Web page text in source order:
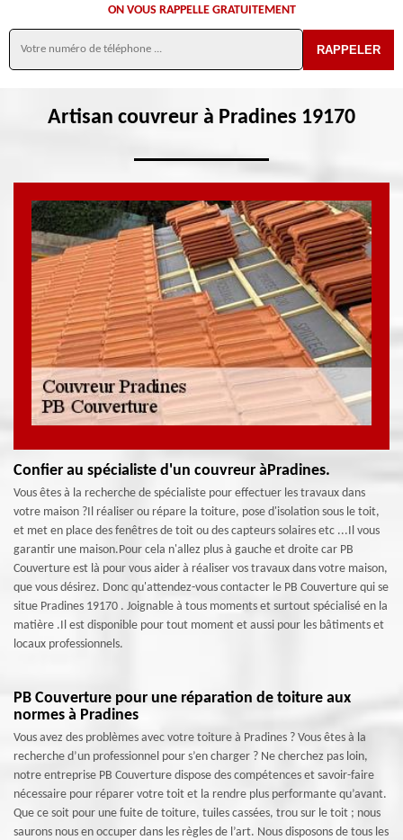
ON VOUS RAPPELLE GRATUITEMENT
Artisan couvreur à Pradines 19170
Confier au spécialiste d'un couvreur àPradines.
Vous êtes à la recherche de spécialiste pour effectuer les travaux dans
votre maison ?Il réaliser ou répare la toiture, pose d'isolation sous le toit,
et met en place des fenêtres de toit ou des capteurs solaires etc ...Il vous
garantir une maison.Pour cela n'allez plus à gauche et droite car PB
Couverture est là pour vous aider à réaliser vos travaux dans votre maison,
que vous désirez. Donc qu'attendez-vous contacter le PB Couverture qui se
situe Pradines 19170 . Joignable à tous moments et surtout spécialisé en la
matière .Il est disponible pour tout moment et aussi pour les bâtiments et
locaux professionnels.
PB Couverture pour une réparation de toiture aux
normes à Pradines
Vous avez des problèmes avec votre toiture à Pradines ? Vous êtes à la
recherche d’un professionnel pour s’en charger ? Ne cherchez pas loin,
notre entreprise PB Couverture dispose des compétences et savoir-faire
nécessaire pour réparer votre toit et la rendre plus performante qu’avant.
Que ce soit pour une fuite de toiture, tuiles cassées, trou sur le toit ; nous
saurons nous en occuper dans les règles de l’art. Nous disposons de tous les